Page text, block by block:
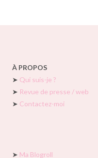
À PROPOS
➤ Qui suis-je ?
➤ Revue de presse / web
➤ Contactez-moi
➤ Ma Blogroll